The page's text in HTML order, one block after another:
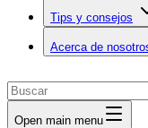
Tips y consejos
Acerca de
Open main menu